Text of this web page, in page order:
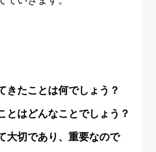
きたことは何でしょう？
とはどんなことでしょう？
大切であり、重要なので